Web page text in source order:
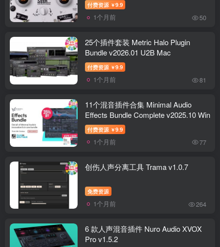
付费资源 ￥9.9
1个月前 50
25个插件套装 Metric Halo Plugin
Bundle v2026.01 U2B Mac
付费资源 ￥9.9
1个月前 81
11个混音插件合集 Minimal Audio
Effects Bundle Complete v2025.10 Win
付费资源 ￥9.9
1个月前 77
创伤人声分离工具 Trama v1.0.7
免费资源
1个月前 264
6 款人声混音插件 Nuro Audio XVOX
Pro v1.5.2